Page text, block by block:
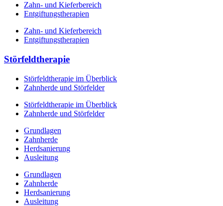
Zahn- und Kieferbereich
Entgiftungstherapien
Zahn- und Kieferbereich
Entgiftungstherapien
Störfeldtherapie
Störfeldtherapie im Überblick
Zahnherde und Störfelder
Störfeldtherapie im Überblick
Zahnherde und Störfelder
Grundlagen
Zahnherde
Herdsanierung
Ausleitung
Grundlagen
Zahnherde
Herdsanierung
Ausleitung